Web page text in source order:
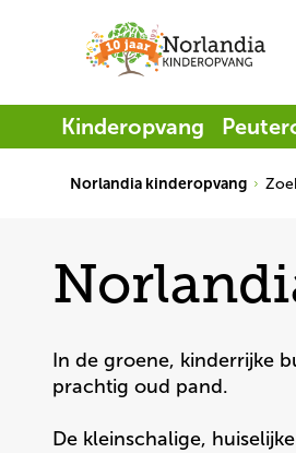
Kinderopvang
Norlandia kinderopvang
In de groene, kinderrijke
prachtig oud pand.
De kleinschalige,